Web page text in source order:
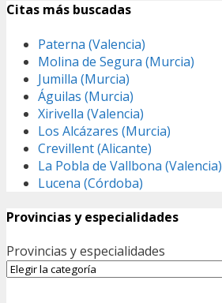
Citas más buscadas
Paterna (Valencia)
Molina de Segura (Murcia)
Jumilla (Murcia)
Águilas (Murcia)
Xirivella (Valencia)
Los Alcázares (Murcia)
Crevillent (Alicante)
La Pobla de Vallbona (Valencia)
Lucena (Córdoba)
Provincias y especialidades
Provincias y especialidades